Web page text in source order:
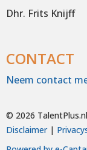
Dhr. Frits Knijff
CONTACT
Neem contact
© 2026
Disclaimer|